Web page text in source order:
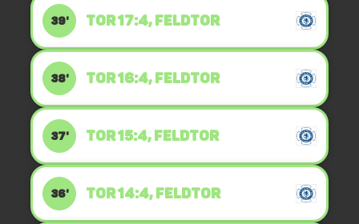
39' TOR 17:4, FELDTOR
38' TOR 16:4, FELDTOR
37' TOR 15:4, FELDTOR
36' TOR 14:4, FELDTOR